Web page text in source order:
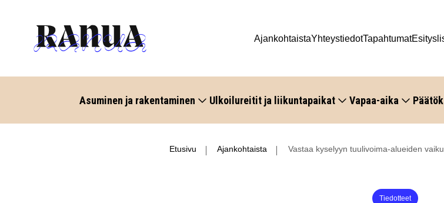
AjankohtaistaYhteystiedotTapahtumat
Asuminen ja rakentaminen Ulkoilureitit ja liikuntapaikat Vapaa-aika
Etusivu Ajankohtaista Vastaa kyselyyn tuulivoima-alueiden
Tiedotteet